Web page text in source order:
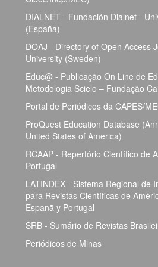
DIALNET - Fundación Dialnet -
(España)
DOAJ - Directory of Open Access
University (Sweden)
Educ@ - Publicação On Line de
Metodologia Scielo – Fundação
Portal de Periódicos da CAPES/
ProQuest Education Database
United States of America)
RCAAP - Repertório Científico de
Portugal
LATINDEX - Sistema Regional de
para Revistas Científicas de
Espanã y Portugal
SRB - Sumário de Revistas
Periódicos de Minas